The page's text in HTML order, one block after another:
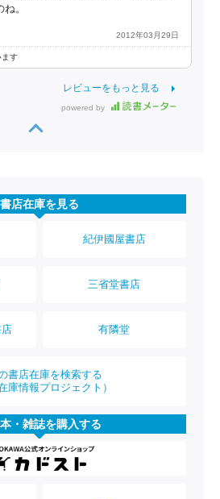
。
2012年03月29日
ます
レビューをもっと見る
powered by
書店在庫を見る
紀伊國屋書店
三省堂書店
有隣堂
書店在庫を検索する
庫情報プロジェクト）
・雑誌を購入する